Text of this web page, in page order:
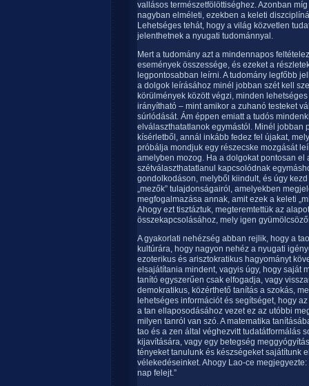
vallásos természetfölöttiséghez. Azonban
nagyban elméleti, ezekben a keleti
Lehetséges tehát, hogy a világ közvetlen
jelenthetnek a nyugati tudománnyal.
Mert a tudomány azt a mindennapos
események összessége, és ezeket a
legpontosabban leírni. A tudomány legfőbb
a dolgok leírásához minél jobban szét kell
körülmények között végzi, minden
irányítható – mint amikor a zuhanó testeket
súrlódását. Ám éppen emiatt a tudós
elválaszthatatlanok egymástól. Minél jobban
kísérletből, annál inkább fedez fel újakat,
próbálja mondjuk egy részecske mozgását
amelyben mozog. Ha a dolgokat pontosan
szétválaszthatatlanul kapcsolódnak
gondolkodáson, melyből kiindult, és úgy
„mezők” tulajdonságairól, amelyekben
megfogalmazása annak, amit ezek a keleti
Ahogy ezt tisztáztuk, megteremtettük az
összekapcsolásához, mely igen
A gyakorlati nehézség abban rejlik, hogy a
kultúrára, hogy nagyon nehéz a nyugati
ezoterikus és arisztokratikus hagyományt
elsajátítania mindent, vagyis úgy, hogy saját
tanító egyszerűen csak elfogadja, vagy
demokratikus, közérthető tanítás a szokás,
lehetséges információt és segítséget, hogy
a tan ellaposodásához vezet ez az utóbbi
milyen tanról van szó. A matematika
tao és a zen által véghezvitt tudatátformálás
kijavítására, vagy egy betegség
tényeket tanulunk és készségeket sajátítunk
vélekedéseinket. Ahogy Lao-ce
nap felejt.”